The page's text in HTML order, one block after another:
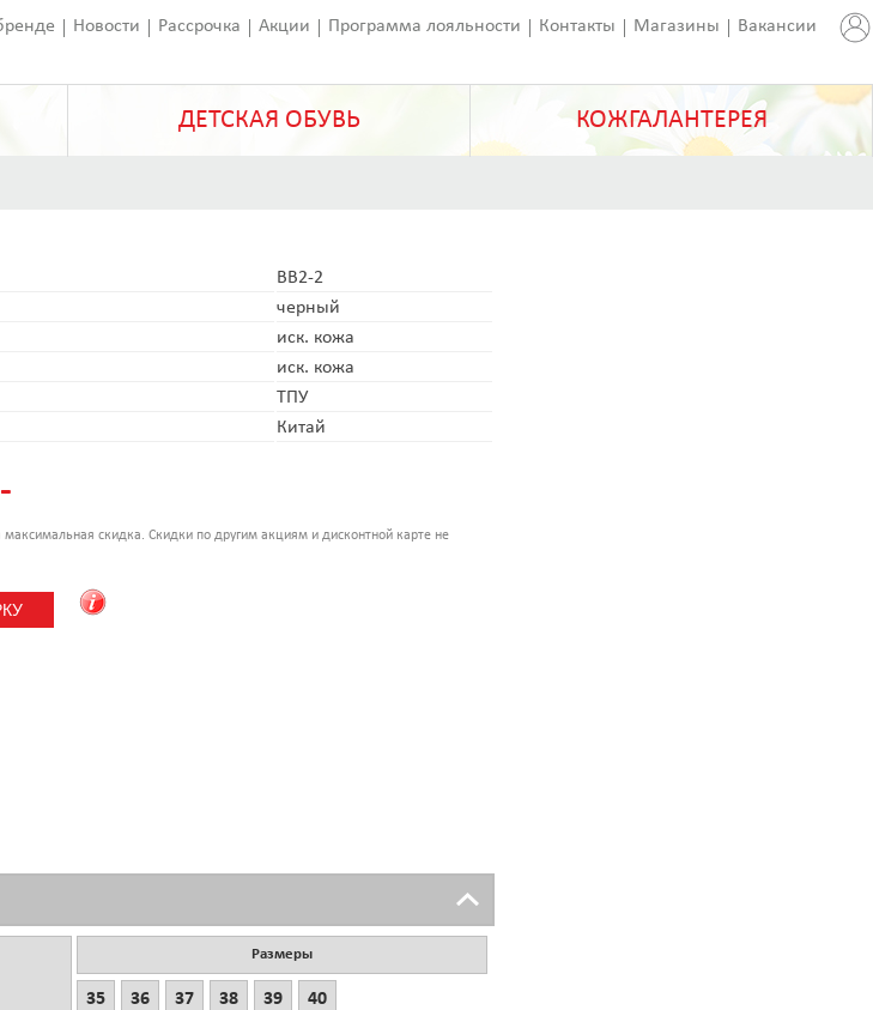
Новости Рассрочка Акции Программа лояльности Контакты Магазины Вакансии
ДЕТСКАЯ ОБУВЬ КОЖГАЛАНТЕРЕЯ
BB2-2
черный
иск. кожа
иск. кожа
ТПУ
Китай
скидка. Скидки по другим акциям и дисконтной карте не
Размеры
35 36 37 38 39 40